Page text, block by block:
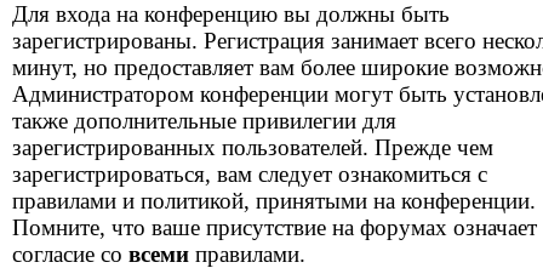
Для входа на конференцию вы должны быть
зарегистрированы. Регистрация занимает всего
минут, но предоставляет вам более широкие
Администратором конференции могут быть
также дополнительные привилегии для
зарегистрированных пользователей. Прежде чем
зарегистрироваться, вам следует ознакомиться с
правилами и политикой, принятыми на конференции.
Помните, что ваше присутствие на форумах означает
согласие со всеми правилами.